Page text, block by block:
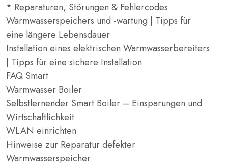
* Reparaturen, Störungen & Fehlercodes
Warmwasserspeichers und -wartung | Tipps für
eine längere Lebensdauer
Installation eines elektrischen Warmwasserbereiters
| Tipps für eine sichere Installation
FAQ Smart
Warmwasser Boiler
Selbstlernender Smart Boiler – Einsparungen und
Wirtschaftlichkeit
WLAN einrichten
Hinweise zur Reparatur defekter
Warmwasserspeicher